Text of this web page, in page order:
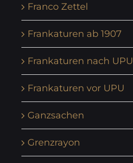
Franco Zettel
Frankaturen ab 1907
Frankaturen nach UPU
Frankaturen vor UPU
Ganzsachen
Grenzrayon